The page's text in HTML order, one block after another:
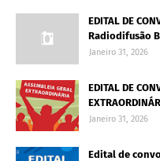
EDITAL DE
Radiodifusão
Janeiro 31, 2026
EDITAL DE
Janeiro 31, 2026
Edital de